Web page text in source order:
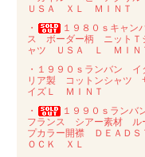
ＵＳＡ ＸＬ ＭＩＮＴ
・
１９８０ｓキャン
ス ボーダー柄 ニットＴ
ャツ ＵＳＡ Ｌ ＭＩＮ
・１９９０ｓランバン イ
リア製 コットンシャツ
イズＬ ＭＩＮＴ
・
１９９０ｓランバ
フランス シアー素材 ル
プカラー開襟 ＤＥＡＤＳ
ＯＣＫ ＸＬ